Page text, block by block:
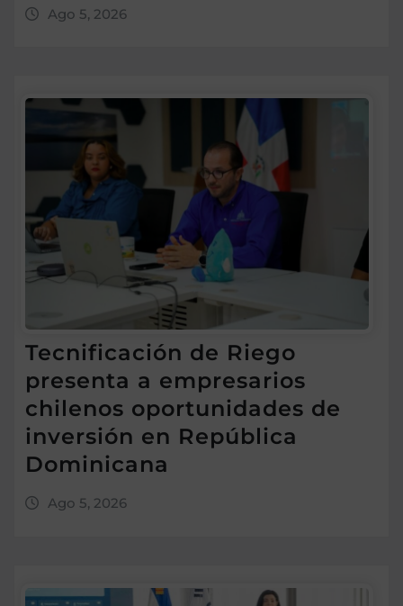
Ago 5, 2026
Tecnificación de Riego
presenta a empresarios
chilenos oportunidades de
inversión en República
Dominicana
Ago 5, 2026